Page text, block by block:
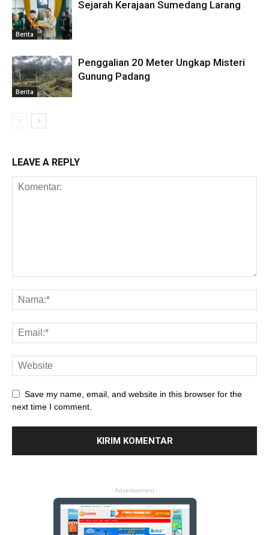
Berita
Sejarah Kerajaan Sumedang Larang
Berita
Penggalian 20 Meter Ungkap Misteri
Gunung Padang
LEAVE A REPLY
Save my name, email, and website in this browser for the
next time I comment.
- Advertisement -